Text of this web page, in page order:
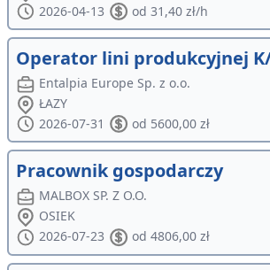
2026-04-13
od 31,40 zł/h
Operator lini produkcyjnej
Entalpia Europe Sp. z o.o.
ŁAZY
2026-07-31
od 5600,00 zł
Pracownik gospodarczy
MALBOX SP. Z O.O.
OSIEK
2026-07-23
od 4806,00 zł